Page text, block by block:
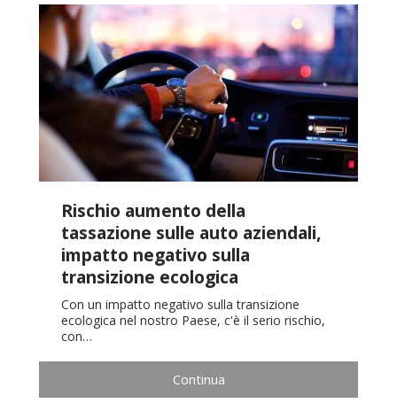
Rischio aumento della
tassazione sulle auto aziendali,
impatto negativo sulla
transizione ecologica
Con un impatto negativo sulla transizione
ecologica nel nostro Paese, c'è il serio rischio,
con…
Continua